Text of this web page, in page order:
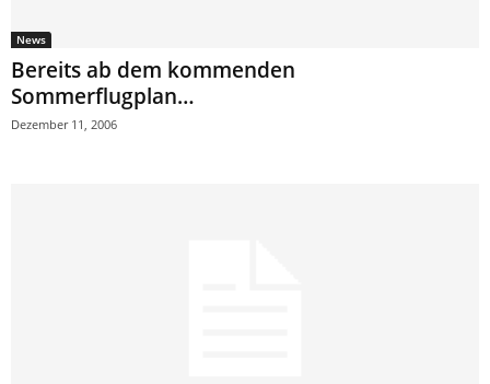
News
Bereits ab dem kommenden
Sommerflugplan…
Dezember 11, 2006